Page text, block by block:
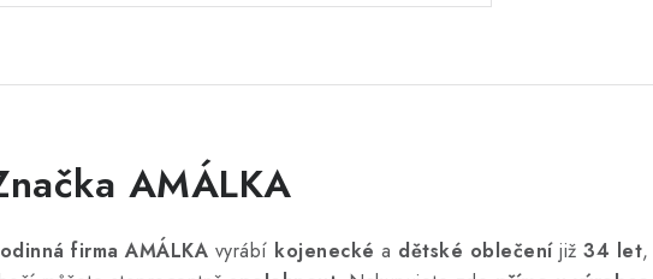
AMÁLKA
firma AMÁLKA vyrábí kojenecké a dětské oblečeníjiž 34 let,